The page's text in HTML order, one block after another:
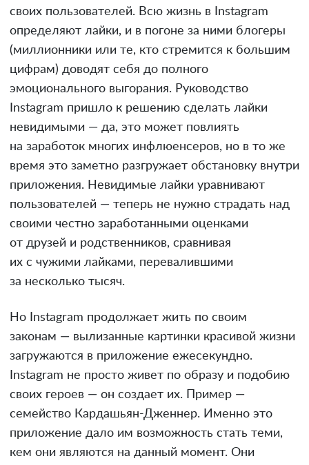
своих пользователей. Всю жизнь в Instagram
определяют лайки, и в погоне за ними блогеры
(миллионники или те, кто стремится к большим
цифрам) доводят себя до полного
эмоционального выгорания. Руководство
Instagram пришло к решению сделать лайки
невидимыми — да, это может повлиять
на заработок многих инфлюенсеров, но в то же
время это заметно разгружает обстановку внутри
приложения. Невидимые лайки уравнивают
пользователей — теперь не нужно страдать над
своими честно заработанными оценками
от друзей и родственников, сравнивая
их с чужими лайками, перевалившими
за несколько тысяч.
Но Instagram продолжает жить по своим
законам — вылизанные картинки красивой жизни
загружаются в приложение ежесекундно.
Instagram не просто живет по образу и подобию
своих героев — он создает их. Пример —
семейство Кардашьян-Дженнер. Именно это
приложение дало им возможность стать теми,
кем они являются на данный момент. Они